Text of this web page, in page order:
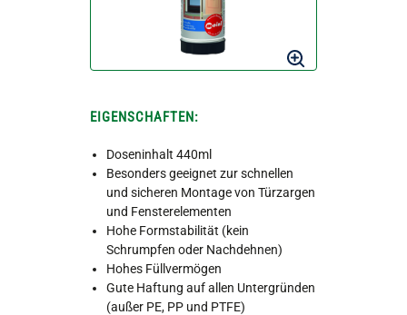
EIGENSCHAFTEN:
Doseninhalt 440ml
Besonders geeignet zur schnellen
und sicheren Montage von Türzargen
und Fensterelementen
Hohe Formstabilität (kein
Schrumpfen oder Nachdehnen)
Hohes Füllvermögen
Gute Haftung auf allen Untergründen
(außer PE, PP und PTFE)